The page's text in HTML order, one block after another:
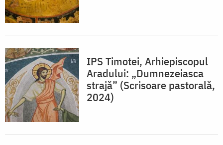
IPS Timotei, Arhiepiscopul
Aradului: „Dumnezeiasca
strajă” (Scrisoare pastorală,
2024)